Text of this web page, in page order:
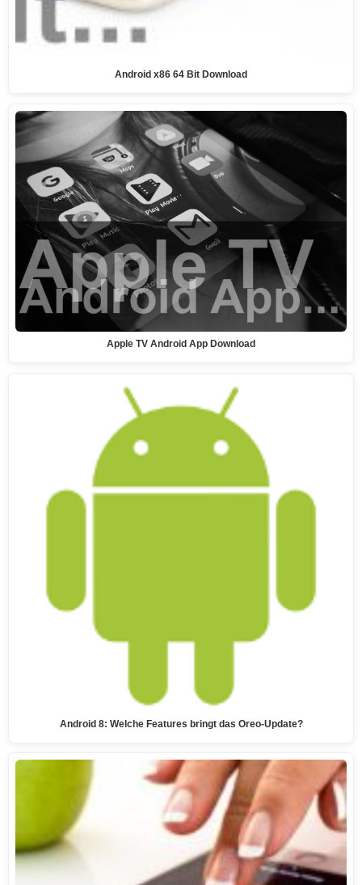
Android x86 64 Bit Download
Apple TV Android App Download
Android 8: Welche Features bringt das Oreo-Update?